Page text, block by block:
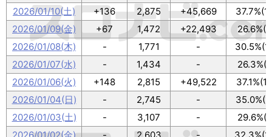
2026/01/10(土)
+136 2,875 +45,669
2026/01/09(金)
+67 1,472 +22,493
2026/01/08(木)
- 1,771 -
2026/01/07(水)
- 1,434 -
2026/01/06(火)
+148 2,815 +49,522
2026/01/04(日)
- 2,745 -
2026/01/03(土)
- 3,107 -